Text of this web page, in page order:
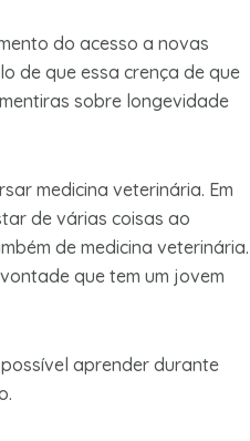
do acesso a novas
de que essa crença de que
sobre longevidade
medicina veterinária. Em
de várias coisas ao
de medicina veterinária.
que tem um jovem
aprender durante